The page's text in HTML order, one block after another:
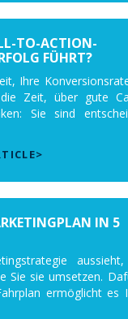
TO-ACTION-
FÜHRT?
Ihre
Zeit, über gute
Sie sind
IN 5
Sie sie umsetzen.
ermöglicht es